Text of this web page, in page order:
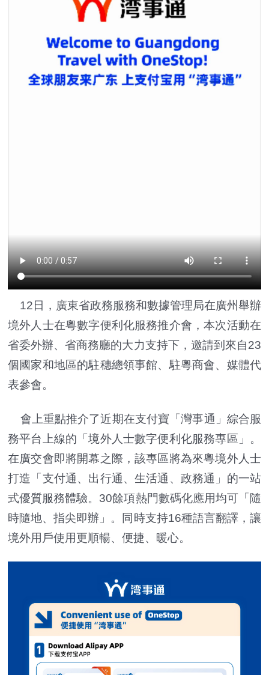
12日，廣東省政務服務和數據管理局在廣州舉辦
境外人士在粵數字便利化服務推介會，本次活動在
省委外辦、省商務廳的大力支持下，邀請到來自23
個國家和地區的駐穗總領事館、駐粵商會、媒體代
表參會。
會上重點推介了近期在支付寶「灣事通」綜合服
務平台上線的「境外人士數字便利化服務專區」。
在廣交會即將開幕之際，該專區將為來粵境外人士
打造「支付通、出行通、生活通、政務通」的一站
式優質服務體驗。30餘項熱門數碼化應用均可「隨
時隨地、指尖即辦」。同時支持16種語言翻譯，讓
境外用戶使用更順暢、便捷、暖心。